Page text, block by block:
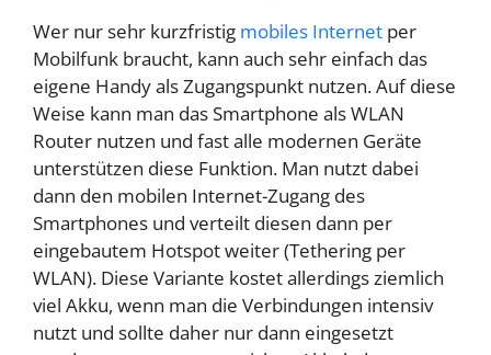
Wer nur sehr kurzfristig mobiles Internet per
Mobilfunk braucht, kann auch sehr einfach das
eigene Handy als Zugangspunkt nutzen. Auf diese
Weise kann man das Smartphone als WLAN
Router nutzen und fast alle modernen Geräte
unterstützen diese Funktion. Man nutzt dabei
dann den mobilen Internet-Zugang des
Smartphones und verteilt diesen dann per
eingebautem Hotspot weiter (Tethering per
WLAN). Diese Variante kostet allerdings ziemlich
viel Akku, wenn man die Verbindungen intensiv
nutzt und sollte daher nur dann eingesetzt